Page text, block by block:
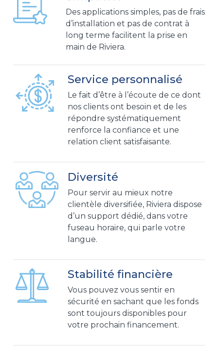
Des applications simples, pas de frais
d’installation et pas de contrat à
long terme facilitent la prise en
main de Riviera.
Service personnalisé
Le fait d’être à l’écoute de ce dont
nos clients ont besoin et de les
répondre systématiquement
renforce la confiance et une
relation client satisfaisante.
Diversité
Pour servir au mieux notre
clientèle diversifiée, Riviera dispose
d’un support dédié, dans votre
fuseau horaire, qui parle votre
langue.
Stabilité financière
Vous pouvez vous sentir en
sécurité en sachant que les fonds
sont toujours disponibles pour
votre prochain financement.